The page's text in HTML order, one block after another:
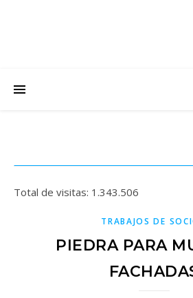
Total de visitas: 1.343.506
TRABAJOS DE
PIEDRA PARA